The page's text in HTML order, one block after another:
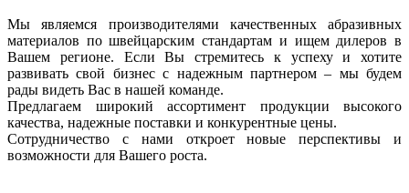
Мы являемся производителями качественных абразивных
материалов по швейцарским стандартам и ищем дилеров в
Вашем регионе. Если Вы стремитесь к успеху и хотите
развивать свой бизнес с надежным партнером – мы будем
рады видеть Вас в нашей команде.
Предлагаем широкий ассортимент продукции высокого
качества, надежные поставки и конкурентные цены.
Сотрудничество с нами откроет новые перспективы и
возможности для Вашего роста.